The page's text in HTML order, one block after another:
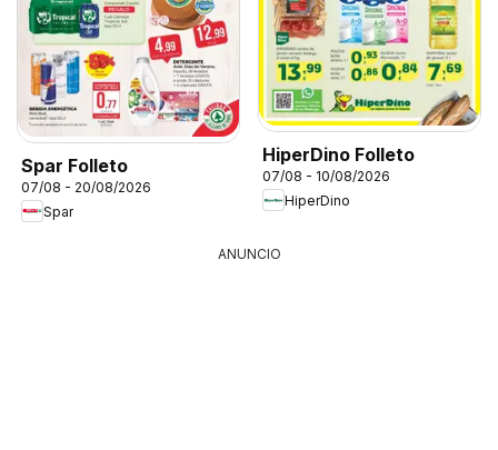
Spar Folleto
07/08 - 20/08/2026
Spar
HiperDino Folleto
07/08 - 10/08/2026
HiperDino
ANUNCIO